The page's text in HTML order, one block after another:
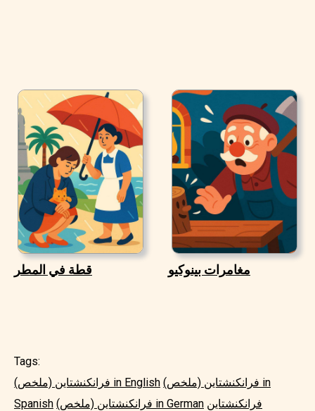
قطة في المطر مغامرات بينوكيو
Tags:
فرانكنشتاين (ملخص) in English فرانكنشتاين (ملخص) in
Spanish
فرانكنشتاين (ملخص) in German فرانكنشتاين